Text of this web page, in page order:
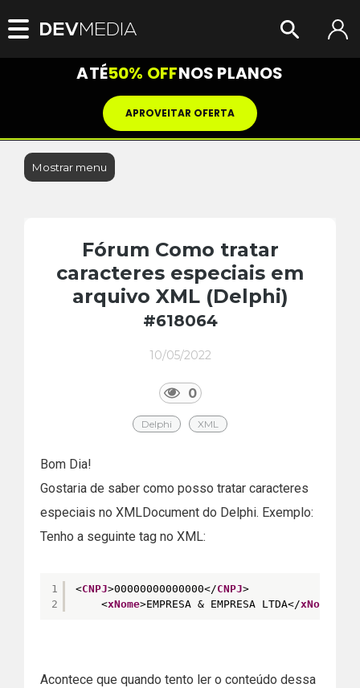
ATÉ50% OFFNOS PLANOS
APROVEITAR OFERTA
Mostrar menu
Fórum Como tratar
caracteres especiais em
arquivo XML (Delphi)
#618064
10/05/2022
0
Delphi XML
Bom Dia!
Gostaria de saber como posso tratar caracteres
especiais no XMLDocument do Delphi. Exemplo:
Tenho a seguinte tag no XML:
1
2
<CNPJ>00000000000000</CNPJ>
<xNome>EMPRESA & EMPRESA LTDA</xNome
Acontece que quando tento ler o conteúdo dessa